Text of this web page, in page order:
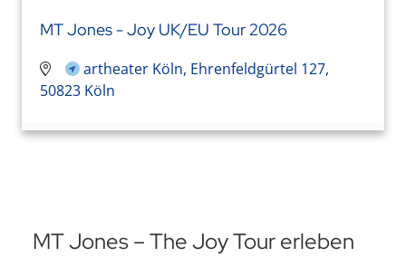
MT Jones - Joy UK/EU Tour 2026
artheater Köln, Ehrenfeldgürtel 127,
50823 Köln
MT Jones – The Joy Tour erleben